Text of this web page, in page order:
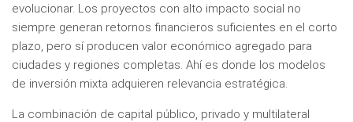
evolucionar. Los proyectos con alto impacto social no
siempre generan retornos financieros suficientes en el corto
plazo, pero sí producen valor económico agregado para
ciudades y regiones completas. Ahí es donde los modelos
de inversión mixta adquieren relevancia estratégica.
La combinación de capital público, privado y multilateral